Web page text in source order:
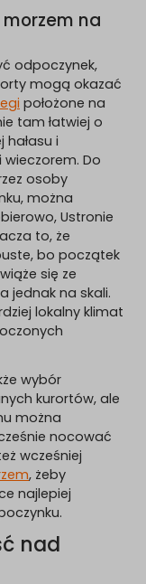
na
odpoczynek,
mogą okazać
położone na
tam łatwiej o
i
wieczorem. Do
osoby
można
Ustronie
to, że
bo początek
się ze
jednak na skali.
lokalny klimat
wybór
kurortów, ale
można
nocować
wcześniej
, żeby
najlepiej
nad